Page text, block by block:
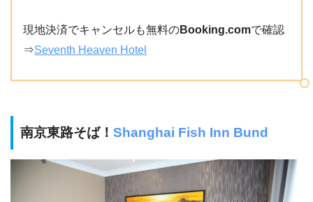
現地決済でキャンセルも無料のBooking.comで確認
⇒Seventh Heaven Hotel
南京東路そば！ Shanghai Fish Inn Bund